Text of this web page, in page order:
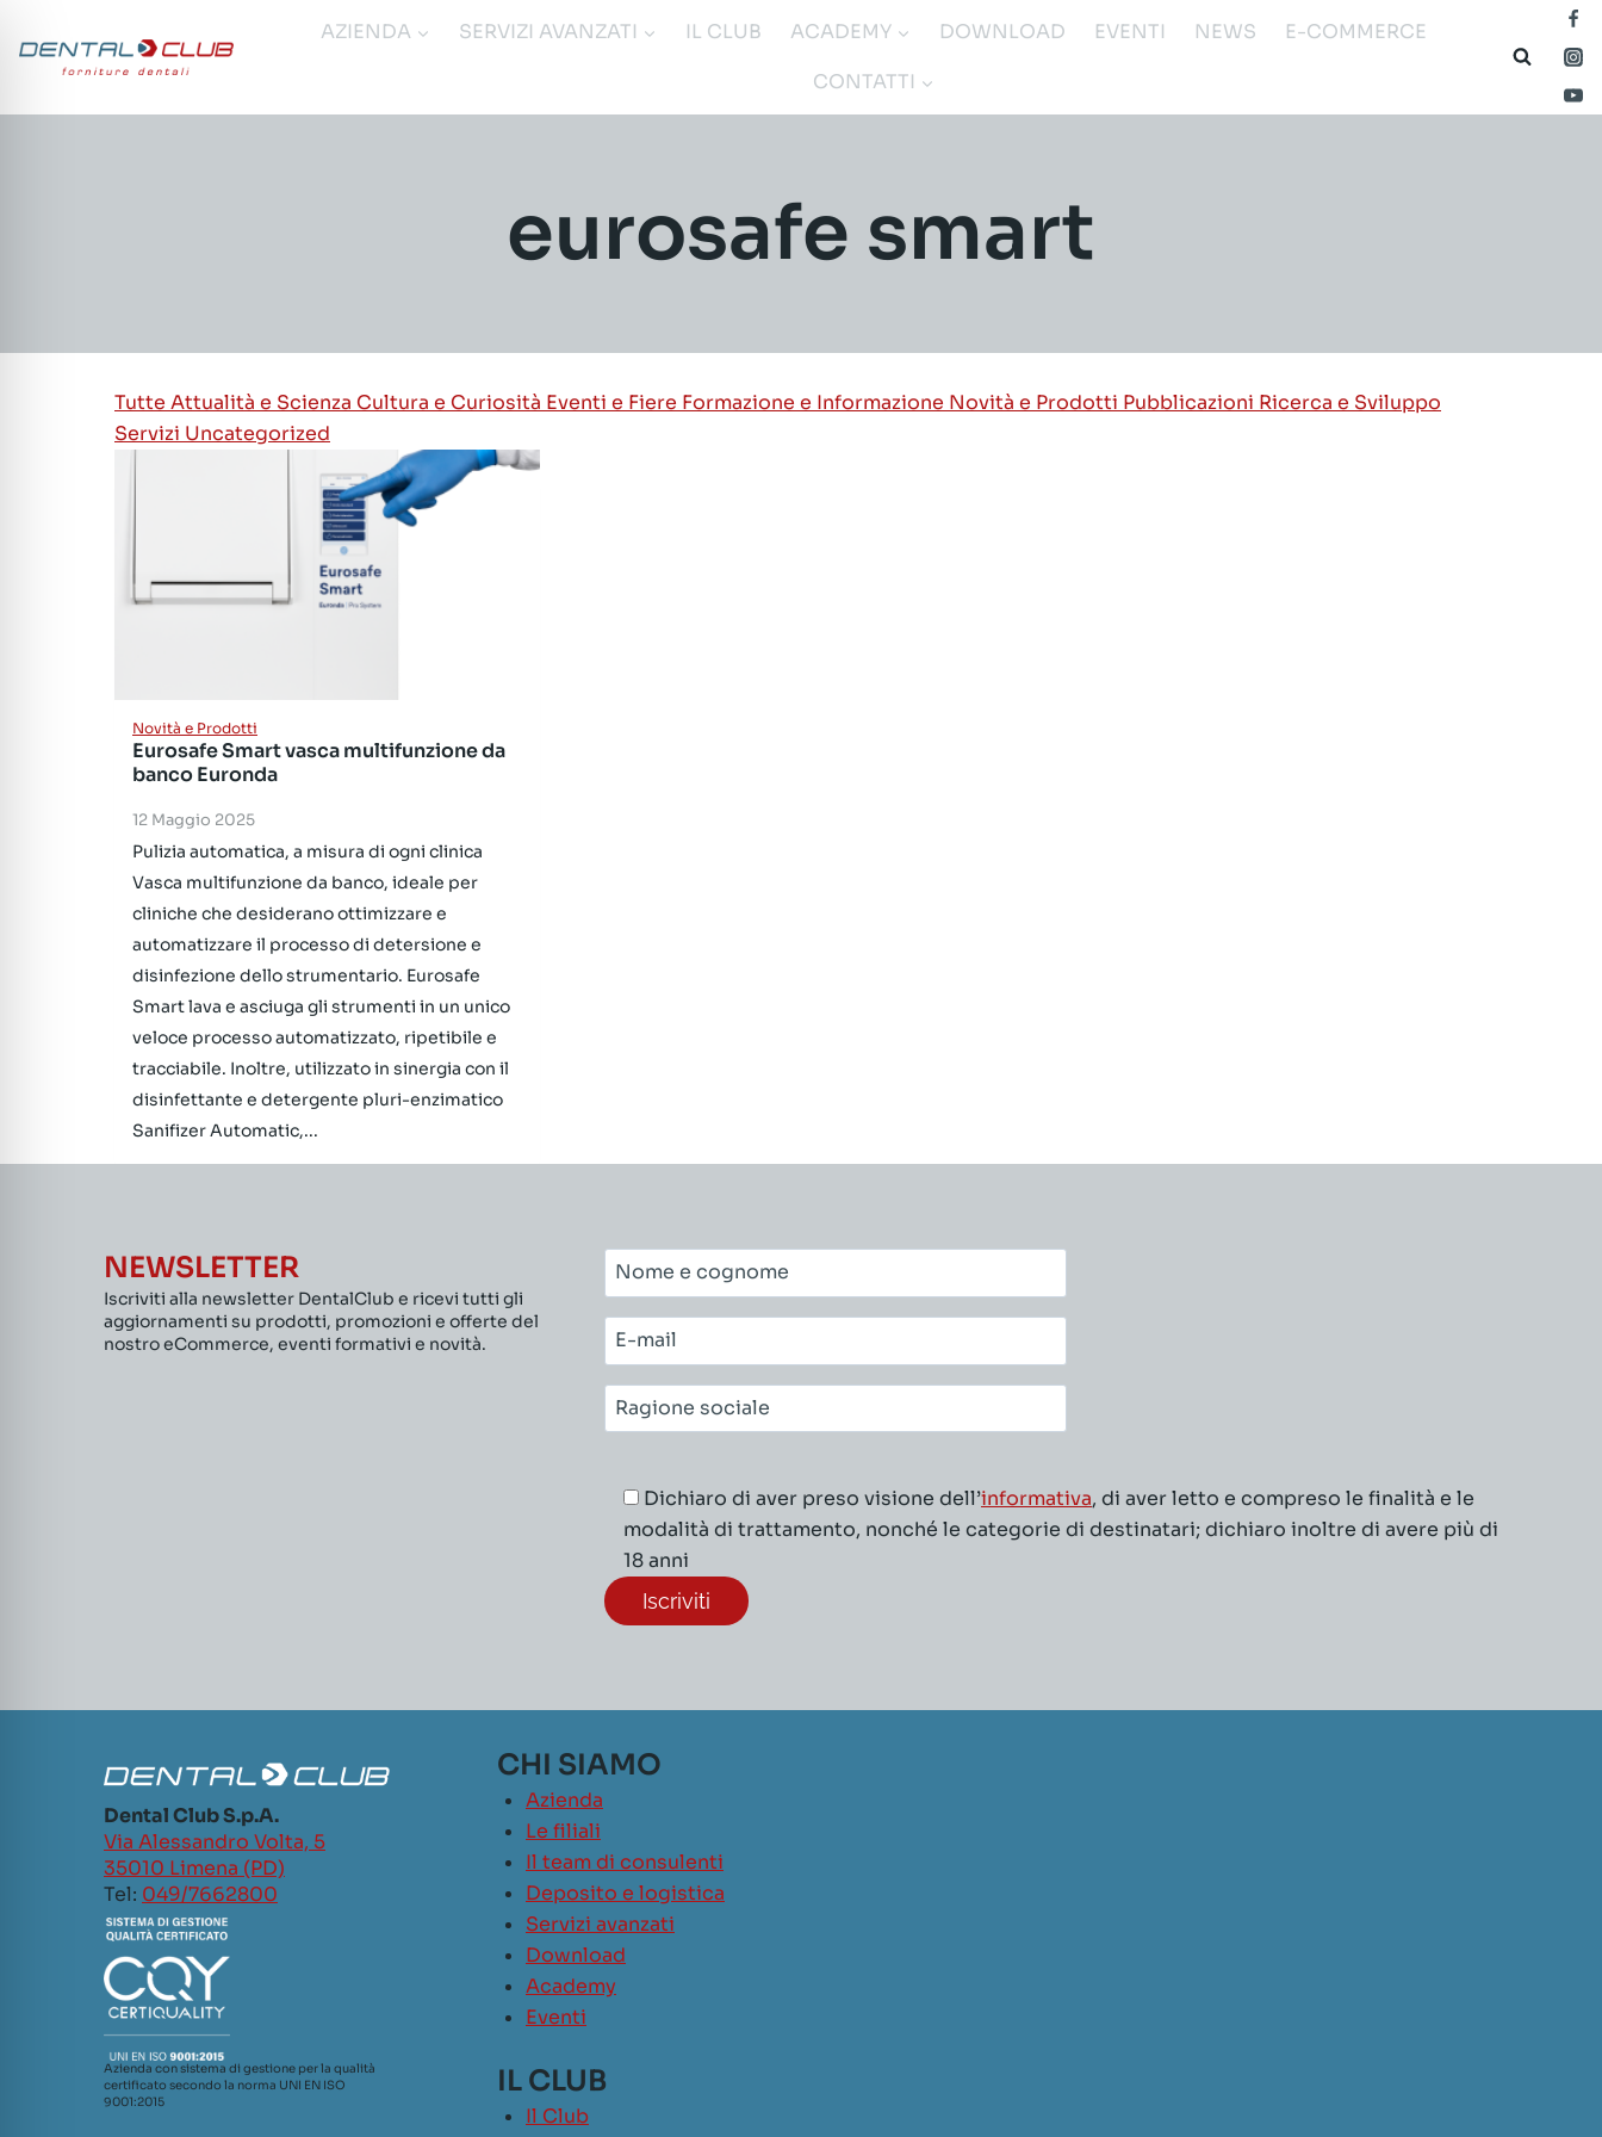
contenuto
AZIENDA SERVIZI AVANZATI IL CLUB ACADEMY DOWNLOAD EVENTI NEWS
E-COMMERCE
CONTATTI
eurosafe smart
Tutte Attualità e Scienza Cultura e Curiosità Eventi e Fiere Formazione e Informazione Novità e Prodotti Pubblicazioni Ricerca e Sviluppo
Servizi Uncategorized
Novità e Prodotti
Eurosafe Smart vasca multifunzione da
banco Euronda
12 Maggio 2025
Pulizia automatica, a misura di ogni clinica
Vasca multifunzione da banco, ideale per
cliniche che desiderano ottimizzare e
automatizzare il processo di detersione e
disinfezione dello strumentario. Eurosafe
Smart lava e asciuga gli strumenti in un unico
veloce processo automatizzato, ripetibile e
tracciabile. Inoltre, utilizzato in sinergia con il
disinfettante e detergente pluri-enzimatico
Sanifizer Automatic,...
NEWSLETTER
Iscriviti alla newsletter DentalClub e ricevi tutti gli
aggiornamenti su prodotti, promozioni e offerte del
nostro eCommerce, eventi formativi e novità.
Nome
e
cognome*
E-
mail*
Ragione
sociale*
Dichiaro di aver preso visione dell’informativa, di aver letto e compreso le finalità e le
modalità di trattamento, nonché le categorie di destinatari; dichiaro inoltre di avere più di
18 anni
Dental Club S.p.A.
Via Alessandro Volta, 5
35010 Limena (PD)
Tel: 049/7662800
Azienda con sistema di gestione per la qualità
certificato secondo la norma UNI EN ISO
9001:2015
CHI SIAMO
Azienda
Le filiali
Il team di consulenti
Deposito e logistica
Servizi avanzati
Download
Academy
Eventi
IL CLUB
Il Club